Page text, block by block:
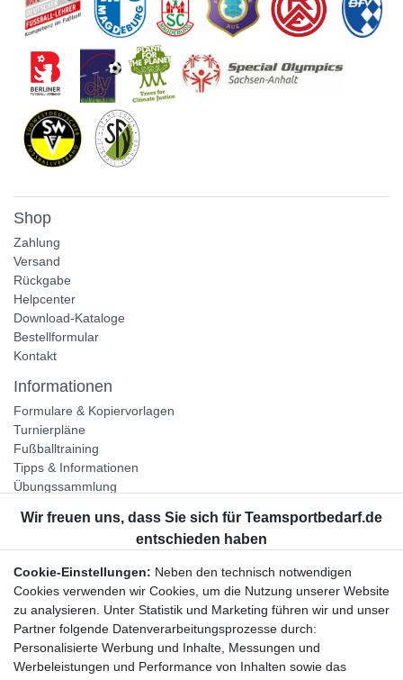
Shop
Zahlung
Versand
Rückgabe
Helpcenter
Download-Kataloge
Bestellformular
Kontakt
Informationen
Formulare & Kopiervorlagen
Turnierpläne
Fußballtraining
Tipps & Informationen
Übungssammlung
Unternehmen
Widerrufsrecht
Bestellung widerrufen
Datenschutzerklärung
AGB
Cookie-Einstellungen: Neben den technisch notwendigen
Cookies verwenden wir Cookies, um die Nutzung unserer Website
zu analysieren. Unter Statistik und Marketing führen wir und unser
Partner folgende Datenverarbeitungsprozesse durch:
Personalisierte Werbung und Inhalte, Messungen und
Werbeleistungen und Performance von Inhalten sowie das